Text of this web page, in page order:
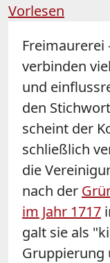
Vorlesen
verbinden
und
den
scheint der
schließlich
die
nach der
im Jahr 1717
galt sie als
Gruppierung